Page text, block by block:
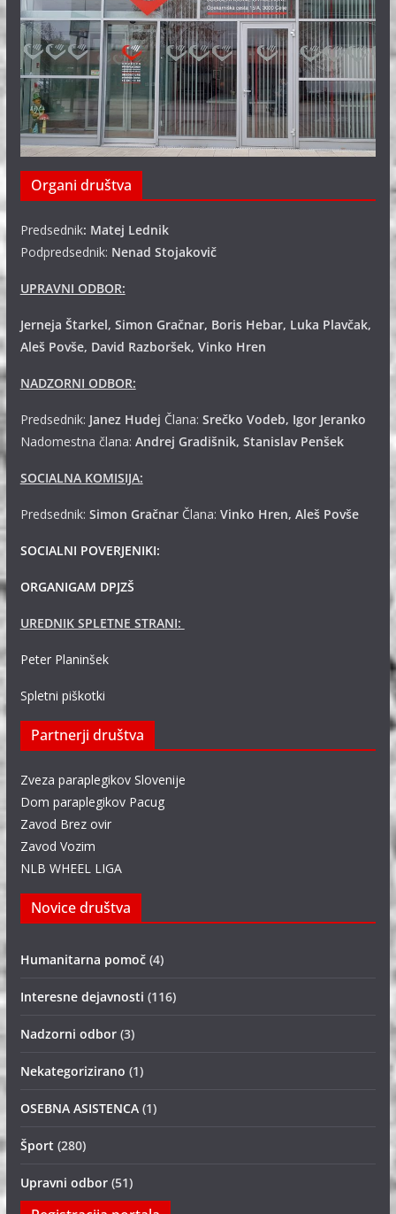
Organi društva
Predsednik: Matej Lednik
Podpredsednik: Nenad Stojakovič
UPRAVNI ODBOR:
Jerneja Štarkel, Simon Gračnar, Boris Hebar, Luka Plavčak,
Aleš Povše, David Razboršek, Vinko Hren
NADZORNI ODBOR:
Predsednik: Janez Hudej Člana: Srečko Vodeb, Igor Jeranko
Nadomestna člana: Andrej Gradišnik, Stanislav Penšek
SOCIALNA KOMISIJA:
Predsednik: Simon GračnarČlana: Vinko Hren, Aleš Povše
SOCIALNI POVERJENIKI:
ORGANIGAM DPJZŠ
UREDNIK SPLETNE STRANI:
Peter Planinšek
Spletni piškotki
Partnerji društva
Zveza paraplegikov Slovenije
Dom paraplegikov Pacug
Zavod Brez ovir
Zavod Vozim
NLB WHEEL LIGA
Novice društva
Humanitarna pomoč(4)
Interesne dejavnosti (116)
Nadzorni odbor(3)
Nekategorizirano (1)
OSEBNA ASISTENCA(1)
Šport (280)
Upravni odbor(51)